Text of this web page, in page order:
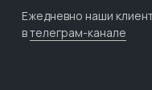
Ежедневно наши
втелеграм-канале